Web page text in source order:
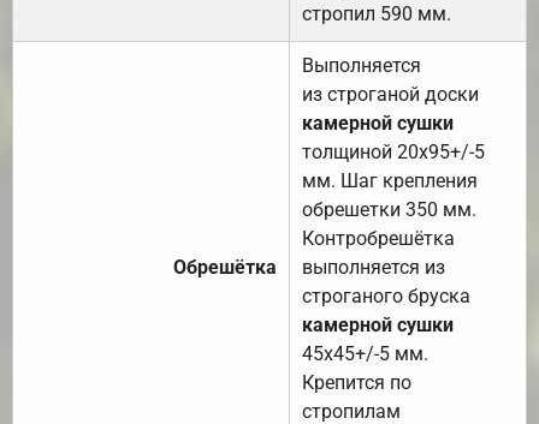
стропил 590 мм.
Обрешётка
Выполняется
из строганой доски
камерной сушки
толщиной 20х95+/-5
мм. Шаг крепления
обрешетки 350 мм.
Контробрешётка
выполняется из
строганого бруска
камерной сушки
45х45+/-5 мм.
Крепится по
стропилам